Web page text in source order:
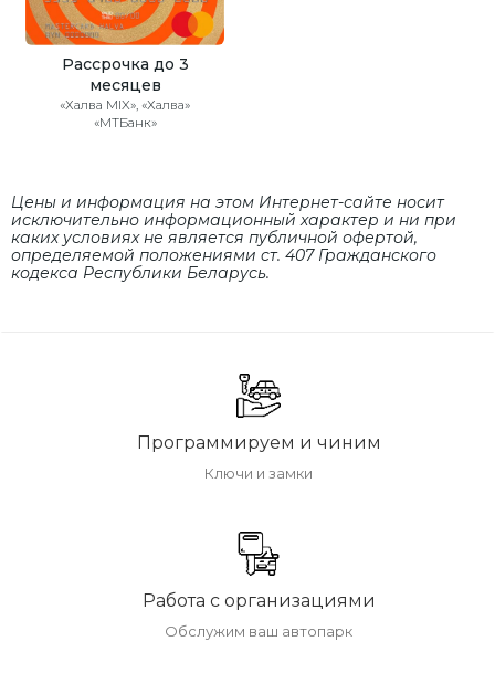
Рассрочка до 3
месяцев
«Халва MIX», «Халва»
«МТБанк»
Цены и информация на этом Интернет-сайте носит
исключительно информационный характер и ни при
каких условиях не является публичной офертой,
определяемой положениями cт. 407 Гражданского
кодекса Республики Беларусь.
Программируем и чиним
Ключи и замки
Работа с организациями
Обслужим ваш автопарк